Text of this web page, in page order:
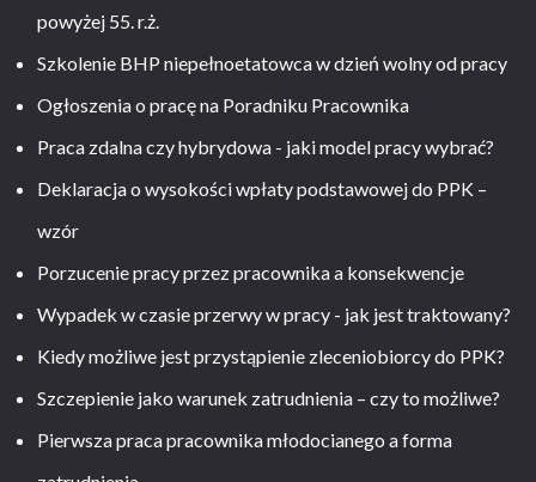
powyżej 55. r.ż.
Szkolenie BHP niepełnoetatowca w dzień wolny od pracy
Ogłoszenia o pracę na Poradniku Pracownika
Praca zdalna czy hybrydowa - jaki model pracy wybrać?
Deklaracja o wysokości wpłaty podstawowej do PPK –
wzór
Porzucenie pracy przez pracownika a konsekwencje
Wypadek w czasie przerwy w pracy - jak jest traktowany?
Kiedy możliwe jest przystąpienie zleceniobiorcy do PPK?
Szczepienie jako warunek zatrudnienia – czy to możliwe?
Pierwsza praca pracownika młodocianego a forma